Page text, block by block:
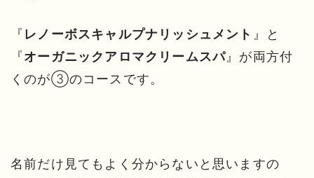
『 レノーボスキャルプナリッシュメント 』と
『 オーガニックアロマクリームスパ 』が両方付
くのが③のコースです。
名前だけ見てもよく分からないと思いますの